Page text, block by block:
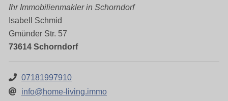
Ihr Immobilienmakler in Schorndorf
Isabell Schmid
Gmünder Str. 57
73614 Schorndorf
07181997910
info@home-living.immo